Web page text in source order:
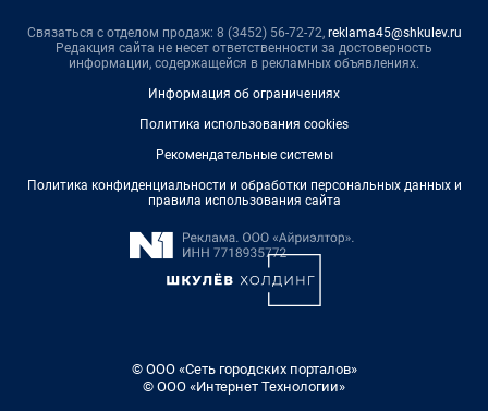
Связаться с отделом продаж: 8 (3452) 56-72-72, reklama45@shkulev.ru
Редакция сайта не несет ответственности за достоверность
информации, содержащейся в рекламных объявлениях.
Информация об ограничениях
Политика использования cookies
Рекомендательные системы
Политика конфиденциальности и обработки персональных данных и
правила использования сайта
© ООО «Сеть городских порталов»
© ООО «Интернет Технологии»